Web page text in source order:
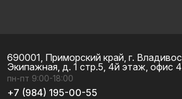
690001, Приморский край, г.
Экипажная, д. 1 стр.5, 4й этаж, офис
пн-пт 9:00-18:00
+7 (984) 195-00-55